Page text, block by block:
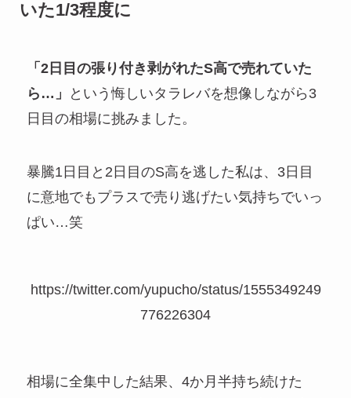
いた1/3程度に
「2日目の張り付き剥がれたS高で売れていた
ら…」
という悔しいタラレバを想像しながら3
日目の相場に挑みました。
暴騰1日目と2日目のS高を逃した私は、3日目
に意地でもプラスで売り逃げたい気持ちでいっ
ぱい…笑
https://twitter.com/yupucho/status/1555349249
776226304
相場に全集中した結果、4か月半持ち続けた